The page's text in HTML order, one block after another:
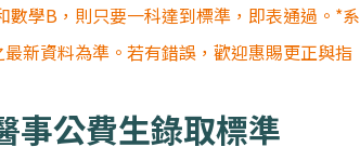
學B，則只要一科達到標準，即表通過。*系
新資料為準。若有錯誤，歡迎惠賜更正與指
事公費生錄取標準